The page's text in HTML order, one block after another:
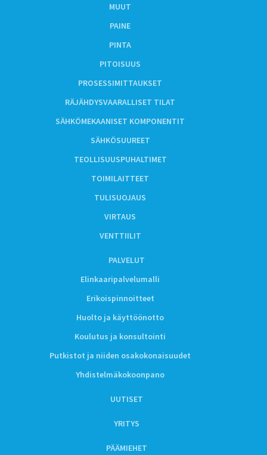
MUUT
PAINE
PINTA
PITOISUUS
PROSESSIMITTAUKSET
RÄJÄHDYSVAARALLISET TILAT
SÄHKÖMEKAANISET KOMPONENTIT
SÄHKÖSUUREET
TEOLLISUUSPUHALTIMET
TOIMILAITTEET
TULISUOJAUS
VIRTAUS
VENTTIILIT
PALVELUT
Elinkaaripalvelumalli
Erikoispinnoitteet
Huolto ja käyttöönotto
Koulutus ja konsultointi
Putkistot ja niiden osakokonaisuudet
Yhdistelmäkokoonpano
UUTISET
YRITYS
PÄÄMIEHET